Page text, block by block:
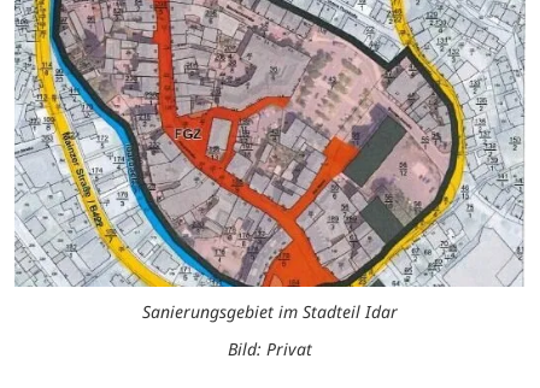
Sanierungsgebiet im Stadteil Idar
Bild: Privat